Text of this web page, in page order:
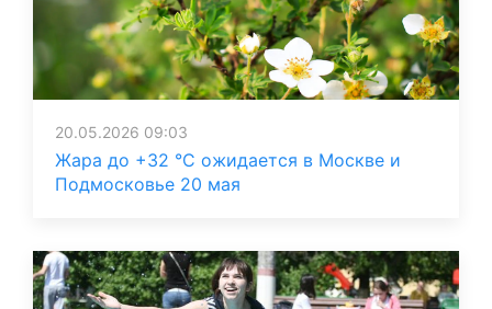
20.05.2026 09:03
Жара до +32 °C ожидается в Москве и
Подмосковье 20 мая